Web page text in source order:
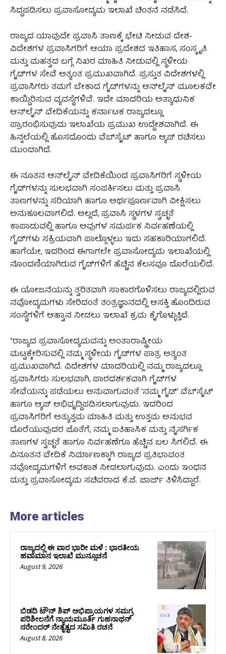
ಸಿದ್ಧಪಡಿಸಲು ಪ್ರವಾಸೋದ್ಯಮ ಇಲಾಖೆ ಚಿಂತನೆ ನಡೆಸಿದೆ.
ರಾಜ್ಯದ ಯಾವುದೇ ಪ್ರವಾಸಿ ತಾಣಕ್ಕೆ ಭೇಟಿ ನೀಡುವ ದೇಶ-
ವಿದೇಶಗಳ ಪ್ರವಾಸಿಗರಿಗೆ ಆಯಾ ಪ್ರದೇಶದ ಇತಿಹಾಸ, ಸಂಸ್ಕೃತಿ
ಮತ್ತು ಮಹತ್ವದ ಬಗ್ಗೆ ನಿಖರ ಮಾಹಿತಿ ನೀಡುವಲ್ಲಿ ಸ್ಥಳೀಯ
ಗೈಡ್‍ಗಳ ಸೇವೆ ಅತ್ಯಂತ ಪ್ರಮುಖವಾಗಿದೆ. ಪ್ರಸ್ತುತ ವಿದೇಶಗಳಲ್ಲಿ
ಪ್ರವಾಸಿಗರು ತಮಗೆ ಬೇಕಾದ ಗೈಡ್‍ಗಳನ್ನು ಆನ್‍ಲೈನ್ ಮೂಲಕವೇ
ಕಾಯ್ದಿರಿಸುವ ವ್ಯವಸ್ಥೆಗಳಿವೆ. ಇದೇ ಮಾದರಿಯ ಅತ್ಯಾಧುನಿಕ
ಆನ್‍ಲೈನ್ ವೇದಿಕೆಯನ್ನು ಕರ್ನಾಟಕ ರಾಜ್ಯದಲ್ಲೂ
ಪ್ರಾರಂಭಿಸುವುದು ಇಲಾಖೆಯ ಪ್ರಮುಖ ಉದ್ದೇಶವಾಗಿದೆ. ಈ
ಹಿನ್ನಲೆಯಲ್ಲಿ ಹೊಸದೊಂದು ವೆಬ್‍ಸೈಟ್ ಹಾಗೂ ಆ್ಯಪ್ ರಚಿಸಲು
ಮುಂದಾಗಿದೆ.
ಈ ನೂತನ ಆನ್‍ಲೈನ್ ವೇದಿಕೆಯಿಂದ ಪ್ರವಾಸಿಗರಿಗೆ ಸ್ಥಳೀಯ
ಗೈಡ್‍ಗಳನ್ನು ಸುಲಭವಾಗಿ ಸಂಪರ್ಕಿಸಲು ಮತ್ತು ಪ್ರವಾಸಿ
ತಾಣಗಳನ್ನು ಸರಿಯಾಗಿ ಹಾಗೂ ಅರ್ಥಪೂರ್ಣವಾಗಿ ವೀಕ್ಷಿಸಲು
ಅನುಕೂಲವಾಗಲಿದೆ. ಅಲ್ಲದೆ, ಪ್ರವಾಸಿ ಸ್ಥಳಗಳ ಸ್ವಚ್ಛತೆ
ಕಾಪಾಡುವಲ್ಲಿ ಹಾಗೂ ಅವುಗಳ ಸಮರ್ಪಕ ನಿರ್ವಹಣೆಯಲ್ಲಿ
ಗೈಡ್‍ಗಳು ಸಕ್ರಿಯವಾಗಿ ಪಾಲ್ಗೊಳ್ಳಲು ಇದು ಸಹಕಾರಿಯಾಗಲಿದೆ.
ಹಾಗೆಯೇ, ಇದರಿಂದ ಈಗಾಗಲೇ ಪ್ರವಾಸೋದ್ಯಮ ಇಲಾಖೆಯಲ್ಲಿ
ನೊಂದಣಿಯಾಗಿರುವ ಗೈಡ್‍ಗಳಿಗೆ ಹೆಚ್ಚಿನ ಕೆಲಸವೂ ದೊರೆಯಲಿದೆ.
ಈ ಯೋಜನೆಯನ್ನು ತ್ವರಿತವಾಗಿ ಸಾಕಾರಗೊಳಿಸಲು ರಾಜ್ಯದಲ್ಲಿರುವ
ನವೋದ್ಯಮಗಳು ಸೇರಿದಂತೆ ತಂತ್ರಜ್ಞಾನದಲ್ಲಿ ಆಸಕ್ತಿ ಹೊಂದಿರುವ
ಸಂಸ್ಥೆಗಳಿಗೆ ಆಹ್ವಾನ ನೀಡಲು ಇಲಾಖೆ ಕ್ರಮ ಕೈಗೊಳ್ಳುತ್ತಿದೆ.
“ರಾಜ್ಯದ ಪ್ರವಾಸೋದ್ಯಮವನ್ನು ಅಂತಾರಾಷ್ಟ್ರೀಯ
ಮಟ್ಟಕ್ಕೇರಿಸುವಲ್ಲಿ ನಮ್ಮ ಸ್ಥಳೀಯ ಗೈಡ್‍ಗಳ ಪಾತ್ರ ಅತ್ಯಂತ
ಪ್ರಮುಖವಾಗಿದೆ. ವಿದೇಶಗಳ ಮಾದರಿಯಲ್ಲಿ ನಮ್ಮ ರಾಜ್ಯದಲ್ಲೂ
ಪ್ರವಾಸಿಗರು ಸುಲಭವಾಗಿ, ಪಾರದರ್ಶಕವಾಗಿ ಗೈಡ್‍ಗಳ
ಸೇವೆಯನ್ನು ಪಡೆಯಲು ಅನುವಾಗುವಂತೆ ‘ನಮ್ಮ ಗೈಡ್’ ವೆಬ್‍ಸೈಟ್
ಹಾಗೂ ಆ್ಯಪ್ ಅಭಿವೃದ್ದಿಪಡಿಸಲಾಗುವುದು. ಇದರಿಂದ
ಪ್ರವಾಸಿಗರಿಗೆ ಅತ್ಯುತ್ತಮ ಮಾಹಿತಿ ಮತ್ತು ಉತ್ತಮ ಅನುಭವ
ದೊರೆಯುವುದರ ಜೊತೆಗೆ, ನಮ್ಮ ಐತಿಹಾಸಿಕ ಮತ್ತು ನೈಸರ್ಗಿಕ
ತಾಣಗಳ ಸ್ವಚ್ಛತೆ ಹಾಗೂ ನಿರ್ವಹಣೆಗೂ ಹೆಚ್ಚಿನ ಬಲ ಸಿಗಲಿದೆ. ಈ
ವಿನೂತನ ವೇದಿಕೆ ನಿರ್ಮಾಣಕ್ಕಾಗಿ ರಾಜ್ಯದ ಪ್ರತಿಭಾವಂತ
ನವೋದ್ಯಮಗಳಿಗೆ ಅವಕಾಶ ನೀಡಲಾಗುವುದು. ಎಂದು ಇಂಧನ
ಮತ್ತು ಪ್ರವಾಸೋದ್ಯಮ ಸಚಿವರಾದ ಕೆ.ಜೆ. ಜಾರ್ಜ್ ತಿಳಿಸಿದ್ದಾರೆ.
More articles
ರಾಜ್ಯದಲ್ಲಿ ಈ ವಾರ ಭಾರೀ ಮಳೆ : ಭಾರತೀಯ
ಹವಾಮಾನ ಇಲಾಖೆ ಮುನ್ಸೂಚನೆ
August 9, 2026
ಬಿಡದಿ ಟೌನ್ ಶಿಪ್ ಅಭಿಪ್ರಾಯಗಳ ಸಮಗ್ರ
ಪರಿಶೀಲನೆಗೆ ನ್ಯಾಯಮೂರ್ತಿ ಗುಹನಾಥನ್
ನರೇಂದರ್ ನೇತೃತ್ವದ ಸಮಿತಿ ರಚನೆ
August 8, 2026